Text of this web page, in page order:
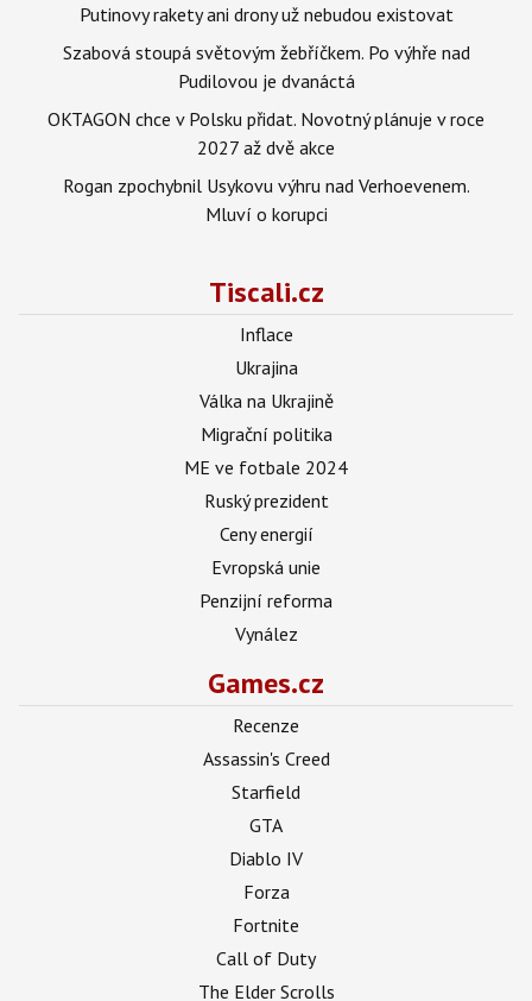
Putinovy rakety ani drony už nebudou existovat
Szabová stoupá světovým žebříčkem. Po výhře nad
Pudilovou je dvanáctá
OKTAGON chce v Polsku přidat. Novotný plánuje v roce
2027 až dvě akce
Rogan zpochybnil Usykovu výhru nad Verhoevenem.
Mluví o korupci
Tiscali.cz
Inflace
Ukrajina
Válka na Ukrajině
Migrační politika
ME ve fotbale 2024
Ruský prezident
Ceny energií
Evropská unie
Penzijní reforma
Vynález
Games.cz
Recenze
Assassin's Creed
Starfield
GTA
Diablo IV
Forza
Fortnite
Call of Duty
The Elder Scrolls